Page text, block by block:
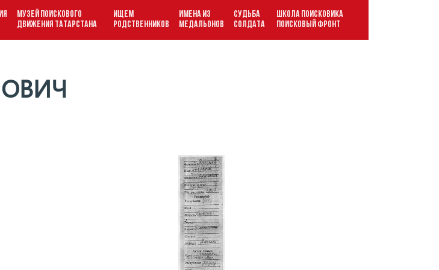
МУЗЕЙ ПОИСКОВОГО
ДВИЖЕНИЯ ТАТАРСТАНА
ИЩЕМ
РОДСТВЕННИКОВ
ИМЕНА ИЗ
МЕДАЛЬОНОВ
СУДЬБА
СОЛДАТА
ШКОЛА ПОИСКОВИКА
ПОИСКОВЫЙ ФРОНТ